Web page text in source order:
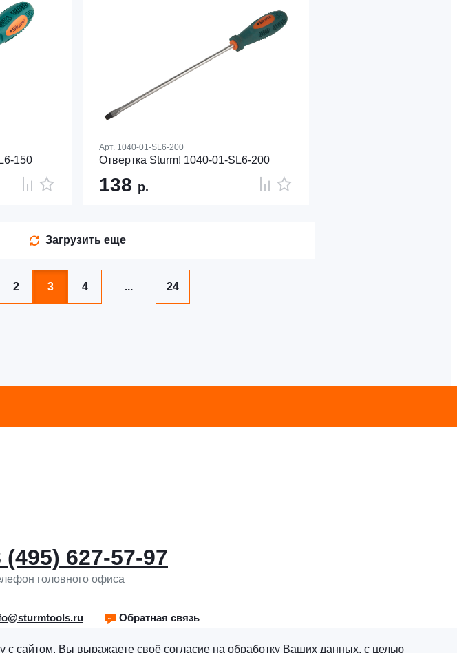
150
Арт. 1040-01-SL6-200
Отвертка Sturm! 1040-01-SL6-200
138 р.
Загрузить еще
2 3 4 ... 24
(495) 627-57-97
головного офиса
Обратная связь
с сайтом, Вы выражаете своё согласие на обработку Ваших данных, с целью